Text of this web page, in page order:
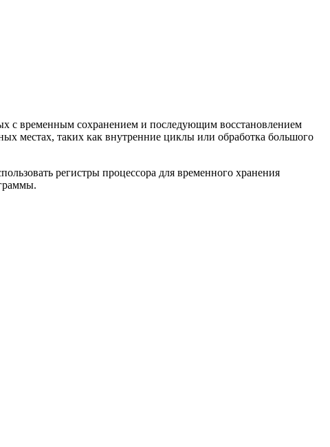
с временным сохранением и последующим восстановлением
местах, таких как внутренние циклы или обработка большого
регистры процессора для временного хранения